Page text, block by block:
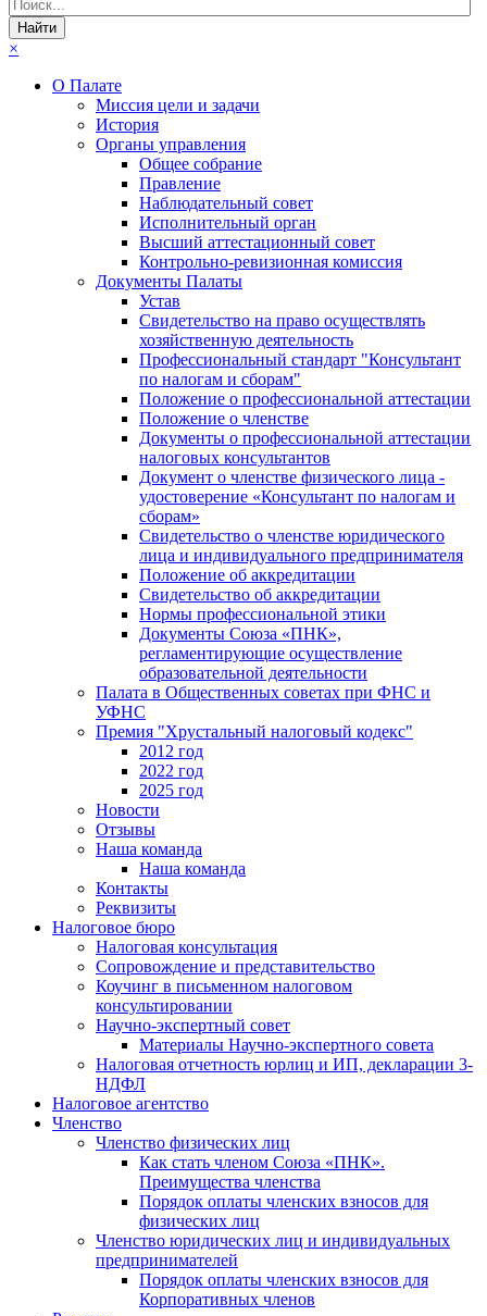
×
О Палате
Миссия цели и задачи
История
Органы управления
Общее собрание
Правление
Наблюдательный совет
Исполнительный орган
Высший аттестационный совет
Контрольно-ревизионная комиссия
Документы Палаты
Устав
Свидетельство на право осуществлять
хозяйственную деятельность
Профессиональный стандарт "Консультант
по налогам и сборам"
Положение о профессиональной аттестации
Положение о членстве
Документы о профессиональной аттестации
налоговых консультантов
Документ о членстве физического лица -
удостоверение «Консультант по налогам и
сборам»
Свидетельство о членстве юридического
лица и индивидуального предпринимателя
Положение об аккредитации
Свидетельство об аккредитации
Нормы профессиональной этики
Документы Союза «ПНК»,
регламентирующие осуществление
образовательной деятельности
Палата в Общественных советах при ФНС и
УФНС
Премия "Хрустальный налоговый кодекс"
2012 год
2022 год
2025 год
Новости
Отзывы
Наша команда
Наша команда
Контакты
Реквизиты
Налоговое бюро
Налоговая консультация
Cопровождение и представительство
Коучинг в письменном налоговом
консультировании
Научно-экспертный совет
Материалы Научно-экспертного совета
Налоговая отчетность юрлиц и ИП, декларации 3-
НДФЛ
Налоговое агентство
Членство
Членство физических лиц
Как стать членом Союза «ПНК».
Преимущества членства
Порядок оплаты членских взносов для
физических лиц
Членство юридических лиц и индивидуальных
предпринимателей
Порядок оплаты членских взносов для
Корпоративных членов